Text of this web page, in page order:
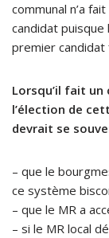
communal n’a
candidat puisque
premier candidat
Lorsqu’il fait
l’élection de
devrait se
– que le
ce système
– que le MR a
– si le MR local